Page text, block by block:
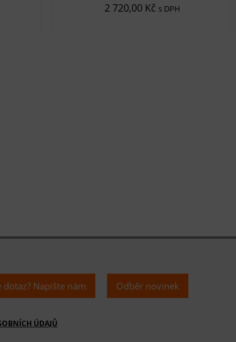
2 720,00 Kč s DPH
ÚDAJŮ
dotaz? Napište nám Odběr novinek